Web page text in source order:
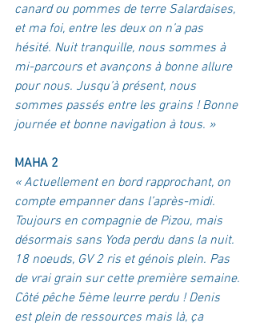
canard ou pommes de terre Salardaises,
et ma foi, entre les deux on n’a pas
hésité. Nuit tranquille, nous sommes à
mi-parcours et avançons à bonne allure
pour nous. Jusqu’à présent, nous
sommes passés entre les grains ! Bonne
journée et bonne navigation à tous. »
MAHA 2
« Actuellement en bord rapprochant, on
compte empanner dans l’après-midi.
Toujours en compagnie de Pizou, mais
désormais sans Yoda perdu dans la nuit.
18 noeuds, GV 2 ris et génois plein. Pas
de vrai grain sur cette première semaine.
Côté pêche 5ème leurre perdu ! Denis
est plein de ressources mais là, ça